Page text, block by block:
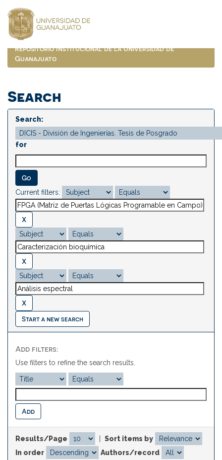
navigation
Repositorio Institucional de la Universidad de
Guanajuato
Search
Search:
for
Current filters:
Start a new search
Add filters:
Use filters to refine the search results.
Results/Page
Sort items by
In order
Authors/record